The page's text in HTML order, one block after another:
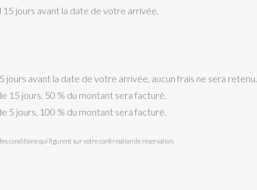
jours avant la date de votre arrivée.
jours avant la date de votre arrivée, aucun frais ne sera retenu.
15 jours, 50 % du montant sera facturé.
5 jours, 100 % du montant sera facturé.
conditions qui figurent sur votre confirmation de réservation.